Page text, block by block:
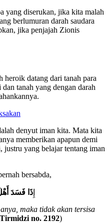
yang diserukan, jika kita malah
berlumuran darah saudara
jika penjajah Zionis
heroik datang dari tanah para
tanah yang dengan darah
denyut iman kita. Mata kita
memberikan apapun demi
justru yang belajar tentang iman
bersabda,
ذَا فَسَدَ
maka tidak akan tersisa
no. 2192)